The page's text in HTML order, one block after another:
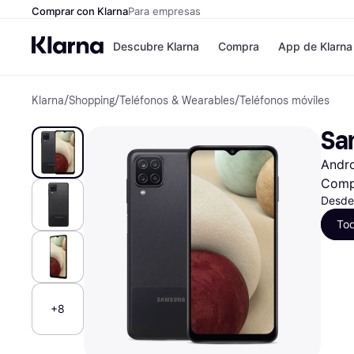
Comprar con KlarnaPara empresas
Descubre Klarna
Formas de pago
Paga ahora
Paga en 3 plazos
Paga en 30 días
Financiación
Klarna en Apple
Compra
Tiendas
Zalando
JD Sports
Directorio de
App de Klarna
Klarna/Shopping/Teléfonos & Wearables/Teléfonos móviles
+8